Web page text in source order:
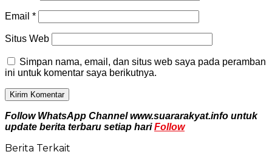
Email *
Situs Web
Simpan nama, email, dan situs web saya pada peramban
ini untuk komentar saya berikutnya.
Follow WhatsApp Channel www.suararakyat.info untuk
update berita terbaru setiap hariFollow
Berita Terkait